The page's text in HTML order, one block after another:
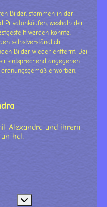
Bilder, stammen in der
Privatankäufen, weshalb der
werden konnte.
selbstverständlich
Bilder wieder entfernt. Bei
entsprechend angegeben
erworben.
Alexandra und ihrem
hat.